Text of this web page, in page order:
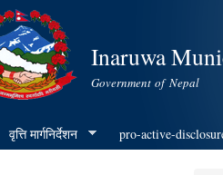
Inaruwa
Government of Nepal
वृत्ति मार्गनिर्देशन pro-active-